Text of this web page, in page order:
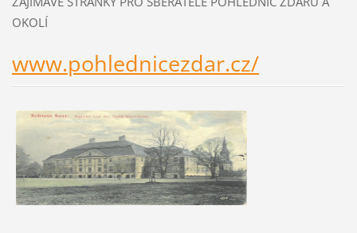
OKOLÍ
www.pohlednicezdar.cz/